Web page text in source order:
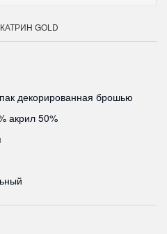
GOLD
декорированная брошью
акрил 50%